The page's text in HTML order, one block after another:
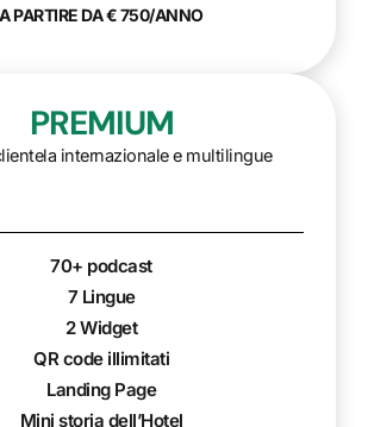
A PARTIRE DA € 750/ANNO
PREMIUM
internazionale e multilingue
70+ podcast
7 Lingue
2 Widget
QR code illimitati
Landing Page
Mini storia dell’Hotel